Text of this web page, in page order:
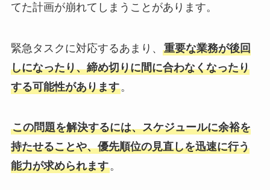
てた計画が崩れてしまうことがあります。
緊急タスクに対応するあまり、 重要な業務が後回
しになったり、締め切りに間に合わなくなったり
する可能性があります。
この問題を解決するには、スケジュールに余裕を
持たせることや、優先順位の見直しを迅速に行う
能力が求められます。